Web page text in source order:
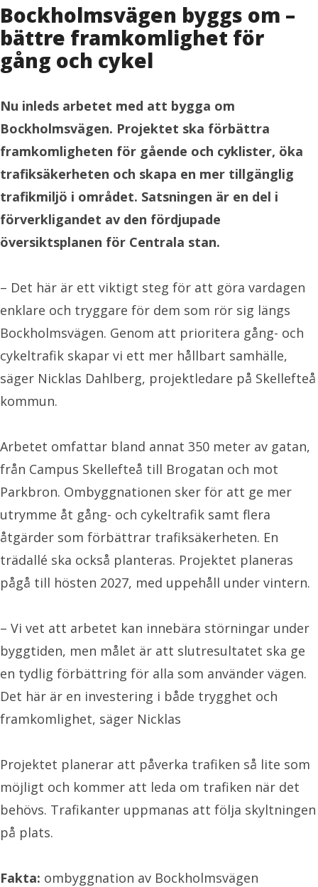
Bockholmsvägen byggs om –
bättre framkomlighet för
gång och cykel
Nu inleds arbetet med att bygga om
Bockholmsvägen. Projektet ska förbättra
framkomligheten för gående och cyklister, öka
trafiksäkerheten och skapa en mer tillgänglig
trafikmiljö i området. Satsningen är en del i
förverkligandet av den fördjupade
översiktsplanen för Centrala stan.
– Det här är ett viktigt steg för att göra vardagen
enklare och tryggare för dem som rör sig längs
Bockholmsvägen. Genom att prioritera gång- och
cykeltrafik skapar vi ett mer hållbart samhälle,
säger Nicklas Dahlberg, projektledare på Skellefteå
kommun.
Arbetet omfattar bland annat 350 meter av gatan,
från Campus Skellefteå till Brogatan och mot
Parkbron. Ombyggnationen sker för att ge mer
utrymme åt gång- och cykeltrafik samt flera
åtgärder som förbättrar trafiksäkerheten. En
trädallé ska också planteras. Projektet planeras
pågå till hösten 2027, med uppehåll under vintern.
– Vi vet att arbetet kan innebära störningar under
byggtiden, men målet är att slutresultatet ska ge
en tydlig förbättring för alla som använder vägen.
Det här är en investering i både trygghet och
framkomlighet, säger Nicklas
Projektet planerar att påverka trafiken så lite som
möjligt och kommer att leda om trafiken när det
behövs. Trafikanter uppmanas att följa skyltningen
på plats.
Fakta: ombyggnation av Bockholmsvägen